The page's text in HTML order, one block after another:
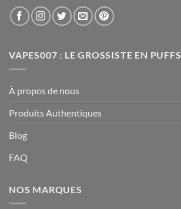
VAPES007 : LE GROSSISTE EN PUFFS
À propos de nous
Produits Authentiques
Blog
FAQ
NOS MARQUES